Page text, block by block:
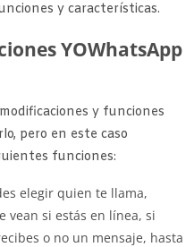
y características.
YOWhatsApp
y funciones
pero en este caso
funciones:
elegir quien te llama,
vean si estás en línea, si
o no un mensaje, hasta